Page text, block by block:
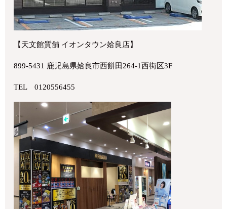
【天文館質舗 イオンタウン姶良店】
899-5431 鹿児島県姶良市西餅田264-1西街区3F
TEL 0120556455